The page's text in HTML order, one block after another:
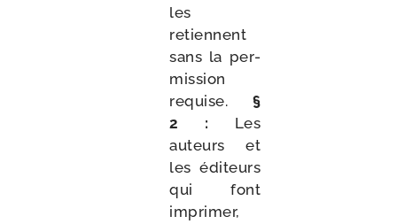
les
retiennent
sans la per­
mis­sion
requise. §
2 : Les
auteurs et
les édi­teurs
qui font
impri­mer,